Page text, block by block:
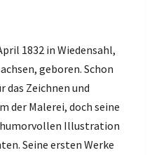
1832 in Wiedensahl,
geboren. Schon
das Zeichnen und
der Malerei, doch seine
humorvollen Illustration
Seine ersten Werke